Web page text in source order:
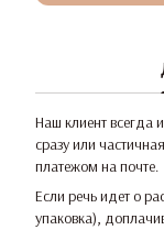
Наш клиент всегда
сразу или
платежом на почте.
Если речь идет о
упаковка),